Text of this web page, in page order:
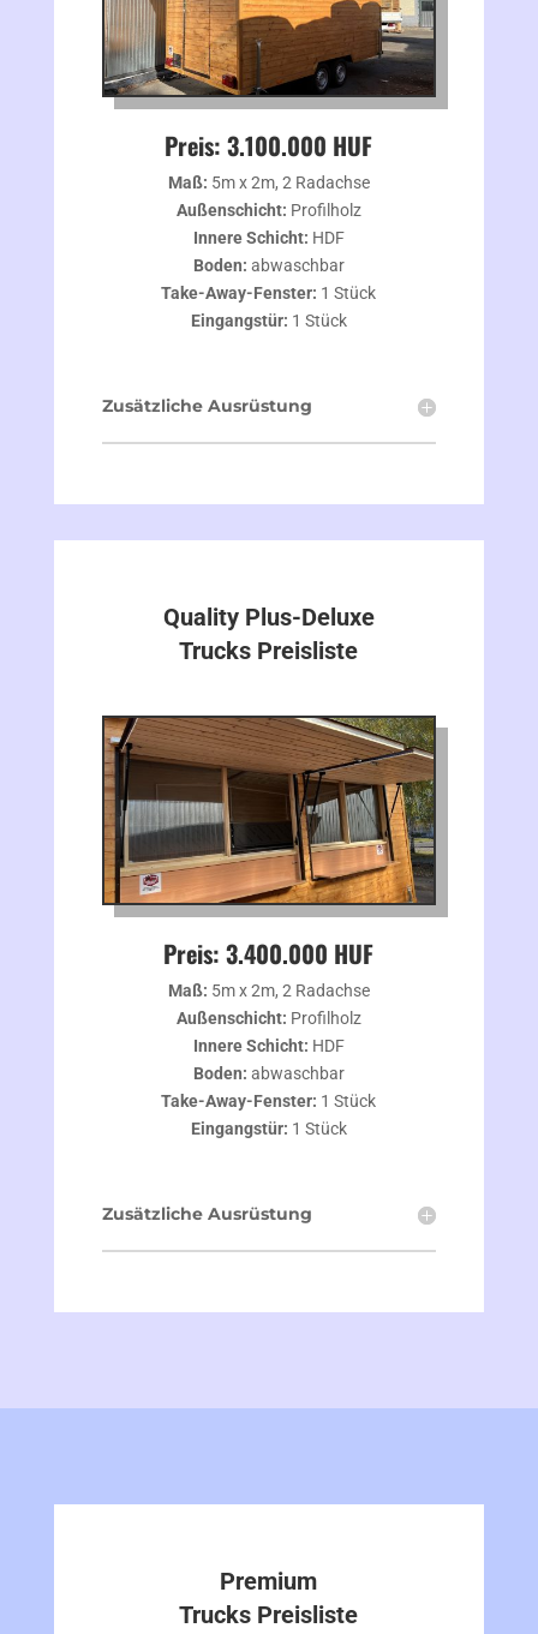
Preis: 3.100.000 HUF
Maß: 5m x 2m, 2 Radachse
Außenschicht: Profilholz
Innere Schicht: HDF
Boden: abwaschbar
Take-Away-Fenster: 1 Stück
Eingangstür: 1 Stück
Zusätzliche Ausrüstung
Quality Plus-Deluxe
Trucks Preisliste
Preis: 3.400.000 HUF
Maß: 5m x 2m, 2 Radachse
Außenschicht: Profilholz
Innere Schicht: HDF
Boden: abwaschbar
Take-Away-Fenster: 1 Stück
Eingangstür: 1 Stück
Zusätzliche Ausrüstung
Premium
Trucks Preisliste